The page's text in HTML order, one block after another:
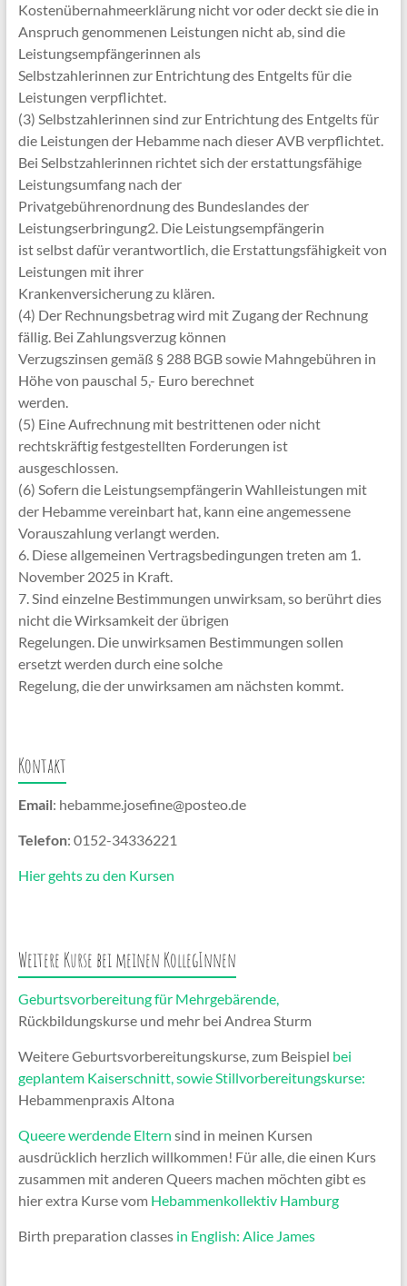
Kostenübernahmeerklärung nicht vor oder deckt sie die in
Anspruch genommenen Leistungen nicht ab, sind die
Leistungsempfängerinnen als
Selbstzahlerinnen zur Entrichtung des Entgelts für die
Leistungen verpflichtet.
(3) Selbstzahlerinnen sind zur Entrichtung des Entgelts für
die Leistungen der Hebamme nach dieser AVB verpflichtet.
Bei Selbstzahlerinnen richtet sich der erstattungsfähige
Leistungsumfang nach der
Privatgebührenordnung des Bundeslandes der
Leistungserbringung2. Die Leistungsempfängerin
ist selbst dafür verantwortlich, die Erstattungsfähigkeit von
Leistungen mit ihrer
Krankenversicherung zu klären.
(4) Der Rechnungsbetrag wird mit Zugang der Rechnung
fällig. Bei Zahlungsverzug können
Verzugszinsen gemäß § 288 BGB sowie Mahngebühren in
Höhe von pauschal 5,- Euro berechnet
werden.
(5) Eine Aufrechnung mit bestrittenen oder nicht
rechtskräftig festgestellten Forderungen ist
ausgeschlossen.
(6) Sofern die Leistungsempfängerin Wahlleistungen mit
der Hebamme vereinbart hat, kann eine angemessene
Vorauszahlung verlangt werden.
6. Diese allgemeinen Vertragsbedingungen treten am 1.
November 2025 in Kraft.
7. Sind einzelne Bestimmungen unwirksam, so berührt dies
nicht die Wirksamkeit der übrigen
Regelungen. Die unwirksamen Bestimmungen sollen
ersetzt werden durch eine solche
Regelung, die der unwirksamen am nächsten kommt.
Kontakt
Email: hebamme.josefine@posteo.de
Telefon: 0152-34336221
Hier gehts zu den Kursen
Weitere Kurse bei meinen KollegInnen
Geburtsvorbereitung für Mehrgebärende,
Rückbildungskurse und mehr bei Andrea Sturm
Weitere Geburtsvorbereitungskurse, zum Beispiel bei
geplantem Kaiserschnitt, sowie Stillvorbereitungskurse:
Hebammenpraxis Altona
Queere werdende Eltern sind in meinen Kursen
ausdrücklich herzlich willkommen! Für alle, die einen Kurs
zusammen mit anderen Queers machen möchten gibt es
hier extra Kurse vom Hebammenkollektiv Hamburg
Birth preparation classes in English: Alice James